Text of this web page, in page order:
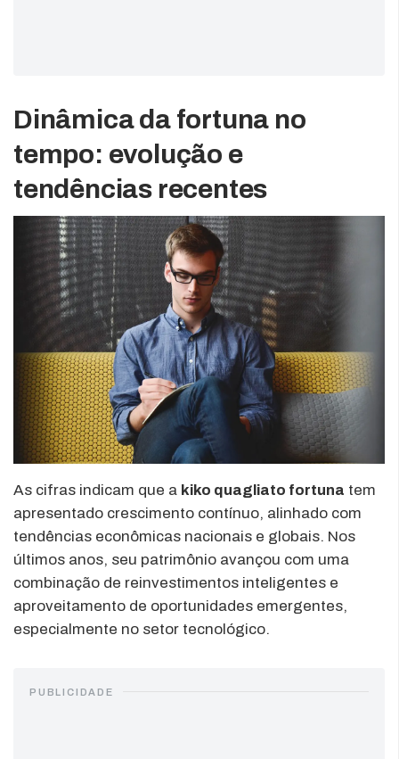
Dinâmica da fortuna no
tempo: evolução e
tendências recentes
As cifras indicam que a kiko quagliato fortuna tem
apresentado crescimento contínuo, alinhado com
tendências econômicas nacionais e globais. Nos
últimos anos, seu patrimônio avançou com uma
combinação de reinvestimentos inteligentes e
aproveitamento de oportunidades emergentes,
especialmente no setor tecnológico.
PUBLICIDADE